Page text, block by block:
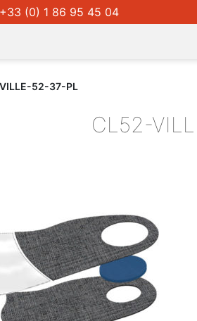
+33 (0) 1 86 95 45 04
52-37-PL
CL52-